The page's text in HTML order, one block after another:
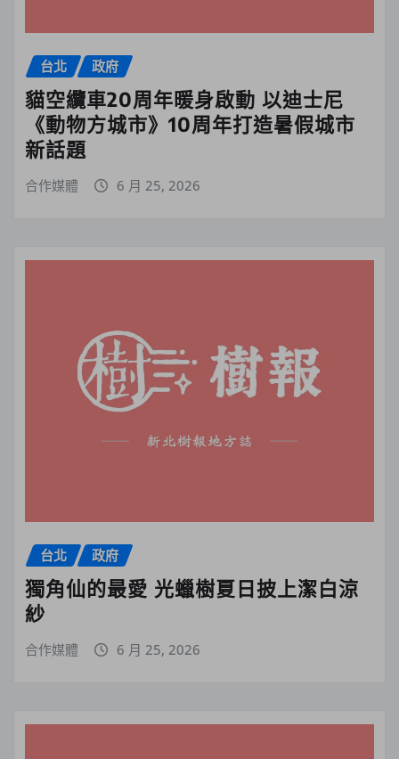
台北 政府
貓空纜車20周年暖身啟動 以迪士尼
《動物方城市》10周年打造暑假城市
新話題
合作媒體 6 月 25, 2026
台北 政府
獨角仙的最愛 光蠟樹夏日披上潔白涼
紗
合作媒體 6 月 25, 2026